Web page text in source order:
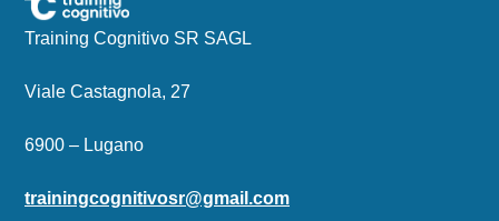
Training Cognitivo SR SAGL
Viale Castagnola, 27
6900 – Lugano
trainingcognitivosr@gmail.com